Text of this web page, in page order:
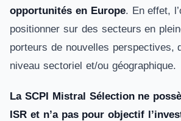
opportunités en Europe. En effet,
positionner sur des secteurs en
porteurs de nouvelles perspectives,
niveau sectoriel et/ou géographique.
La SCPI Mistral Sélection ne
ISR et n’a pas pour objectif